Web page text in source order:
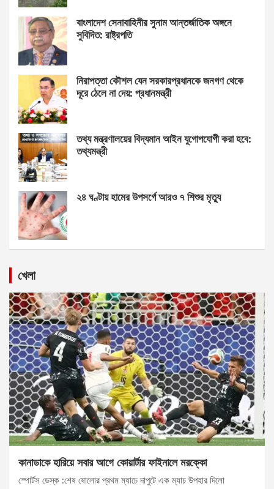
বাংলাদেশ সেনাবাহিনীর সুনাম আন্তর্জাতিক অঙ্গনে
সুবিদিত: রাষ্ট্রপতি
নিরাপত্তা কৌশল যেন সরকারপ্রধানকে জনগণ থেকে
দূরে ঠেলে না দেয়: প্রধানমন্ত্রী
তথ্য মন্ত্রণালয়ের বিদ্যমান আইন যুগোপযোগী করা হবে:
তথ্যমন্ত্রী
২৪ ঘণ্টায় হামের উপসর্গে আরও ৭ শিশুর মৃত্যু
খেলা
কানাডাকে হারিয়ে সবার আগে কোয়ার্টার ফাইনালে মরক্কো
স্পোর্টস ডেস্ক :শেষ ষোলোর প্রথম ম্যাচে দাপুটে এক ম্যাচ উপহার দিলো